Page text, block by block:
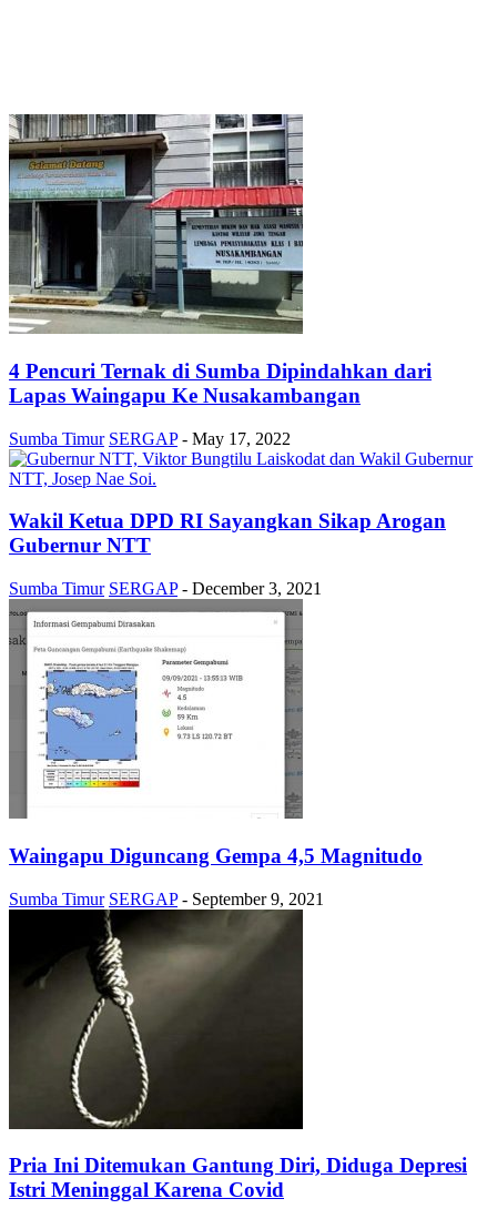
4 Pencuri Ternak di Sumba Dipindahkan dari
Lapas Waingapu Ke Nusakambangan
Sumba Timur SERGAP - May 17, 2022
Wakil Ketua DPD RI Sayangkan Sikap Arogan
Gubernur NTT
Sumba Timur SERGAP - December 3, 2021
Waingapu Diguncang Gempa 4,5 Magnitudo
Sumba Timur SERGAP - September 9, 2021
Pria Ini Ditemukan Gantung Diri, Diduga Depresi
Istri Meninggal Karena Covid